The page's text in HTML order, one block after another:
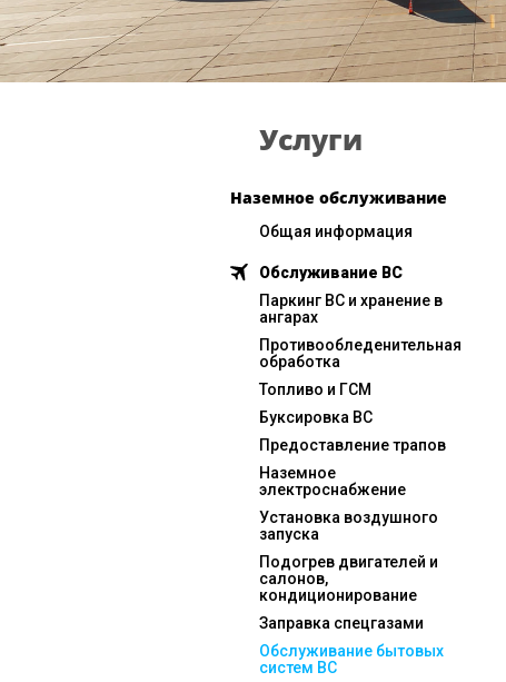
Услуги
Наземное обслуживание
Общая информация
Обслуживание ВС
Паркинг ВС и хранение в
ангарах
Противообледенительная
обработка
Топливо и ГСМ
Буксировка ВС
Предоставление трапов
Наземное
электроснабжение
Установка воздушного
запуска
Подогрев двигателей и
салонов,
кондиционирование
Заправка спецгазами
Обслуживание бытовых
систем ВС